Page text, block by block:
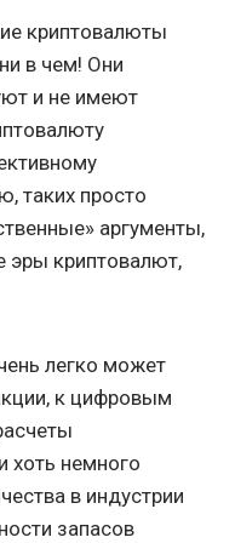
криптовалюты
в чем! Они
и не имеют
таких просто
аргументы,
эры криптовалют,
легко может
к цифровым
хоть немного
в индустрии
запасов